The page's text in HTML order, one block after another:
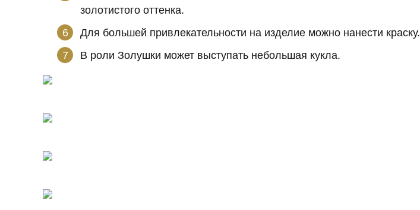
золотистого оттенка.
Для большей привлекательности на изделие можно нанести краску.
В роли Золушки может выступать небольшая кукла.